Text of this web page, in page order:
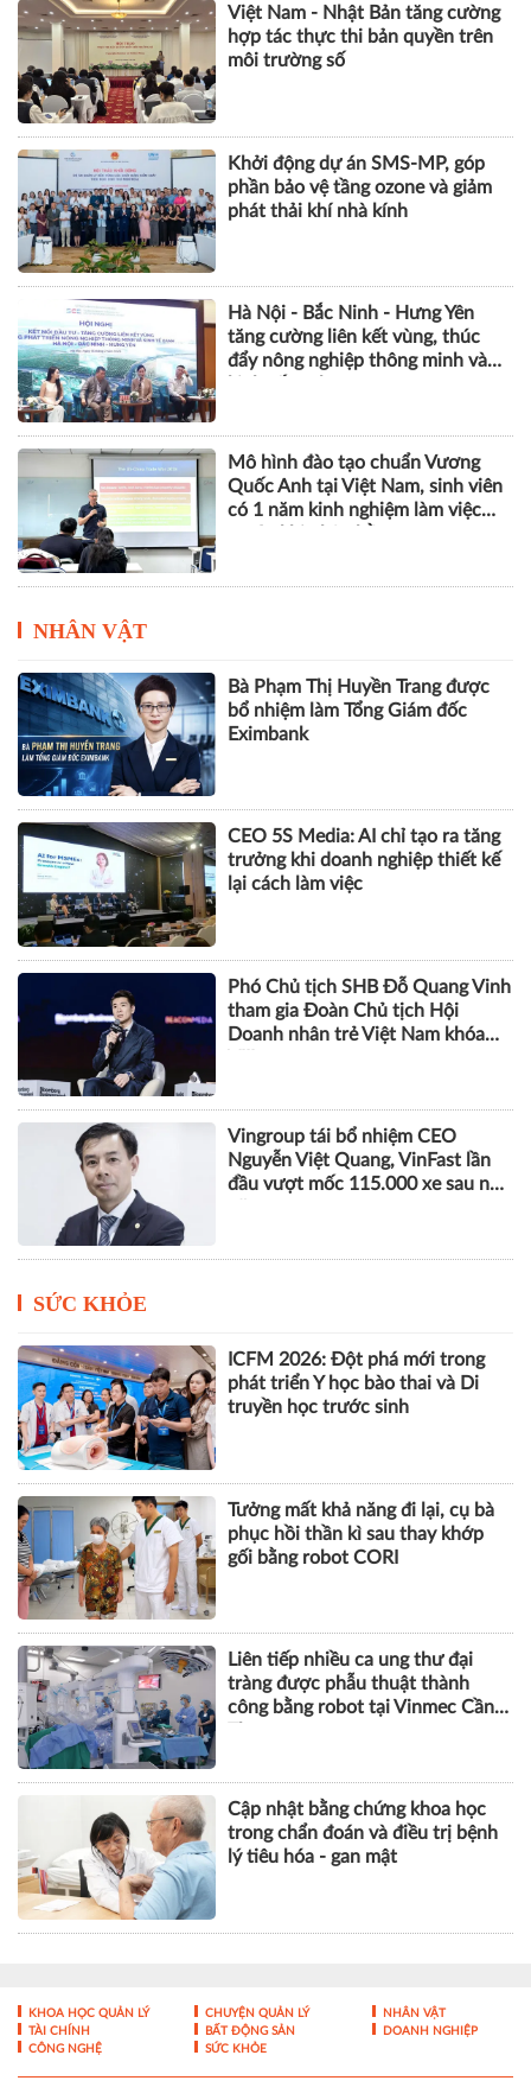
Việt Nam - Nhật Bản tăng cường
hợp tác thực thi bản quyền trên
môi trường số
Khởi động dự án SMS-MP, góp
phần bảo vệ tầng ozone và giảm
phát thải khí nhà kính
Hà Nội - Bắc Ninh - Hưng Yên
tăng cường liên kết vùng, thúc
đẩy nông nghiệp thông minh và
Mô hình đào tạo chuẩn Vương
Quốc Anh tại Việt Nam, sinh viên
có 1 năm kinh nghiệm làm việc
NHÂN VẬT
Bà Phạm Thị Huyền Trang được
bổ nhiệm làm Tổng Giám đốc
Eximbank
CEO 5S Media: AI chỉ tạo ra tăng
trưởng khi doanh nghiệp thiết kế
lại cách làm việc
Phó Chủ tịch SHB Đỗ Quang Vinh
tham gia Đoàn Chủ tịch Hội
Doanh nhân trẻ Việt Nam khóa
Vingroup tái bổ nhiệm CEO
Nguyễn Việt Quang, VinFast lần
đầu vượt mốc 115.000 xe sau nửa
SỨC KHỎE
ICFM 2026: Đột phá mới trong
phát triển Y học bào thai và Di
truyền học trước sinh
Tưởng mất khả năng đi lại, cụ bà
phục hồi thần kì sau thay khớp
gối bằng robot CORI
Liên tiếp nhiều ca ung thư đại
tràng được phẫu thuật thành
công bằng robot tại Vinmec Cần
Cập nhật bằng chứng khoa học
trong chẩn đoán và điều trị bệnh
lý tiêu hóa - gan mật
KHOA HỌC QUẢN LÝ CHUYỆN QUẢN LÝ
NHÂN VẬT
TÀI CHÍNH
BẤT ĐỘNG SẢN
DOANH NGHIỆP
CÔNG NGHỆ
SỨC KHỎE